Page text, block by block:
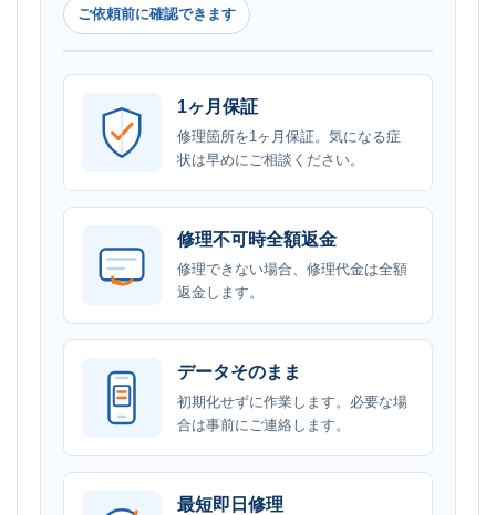
ご依頼前に確認できます
1ヶ月保証
修理箇所を1ヶ月保証。気になる症
状は早めにご相談ください。
修理不可時全額返金
修理できない場合、修理代金は全額
返金します。
データそのまま
初期化せずに作業します。必要な場
合は事前にご連絡します。
最短即日修理